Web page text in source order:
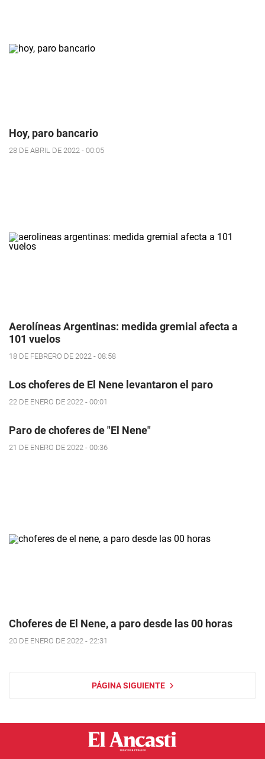
Hoy, paro bancario
28 DE ABRIL DE 2022 - 00:05
Aerolíneas Argentinas: medida gremial afecta a
101 vuelos
18 DE FEBRERO DE 2022 - 08:58
Los choferes de El Nene levantaron el paro
22 DE ENERO DE 2022 - 00:01
Paro de choferes de "El Nene"
21 DE ENERO DE 2022 - 00:36
Choferes de El Nene, a paro desde las 00 horas
20 DE ENERO DE 2022 - 22:31
PÁGINA SIGUIENTE